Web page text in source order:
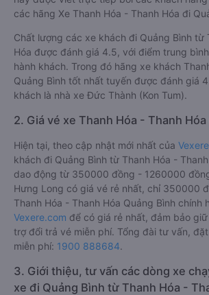
các hãng Xe Thanh Hóa - Thanh Hóa đi
Chất lượng các xe khách đi Quảng Bình từ
Hóa được đánh giá 4.5, với điểm trung
hành khách. Trong đó hãng xe khách
Quảng Bình tốt nhất tuyến được đánh giá
khách là nhà xe Đức Thành (Kon Tum).
2. Giá vé xe Thanh Hóa - Thanh
Hiện tại, theo cập nhật mới nhất của
khách đi Quảng Bình từ Thanh Hóa -
dao động từ 350000 đồng - 1260000
Hưng Long có giá vé rẻ nhất, chỉ 350000
Thanh Hóa - Thanh Hóa Quảng Bình chính
Vexere.com để có giá rẻ nhất, đảm bảo
trợ đổi trả vé miễn phí. Tổng đài tư vấn,
miễn phí: 1900 888684.
3. Giới thiệu, tư vấn các dòng xe
xe đi Quảng Bình từ Thanh Hóa -